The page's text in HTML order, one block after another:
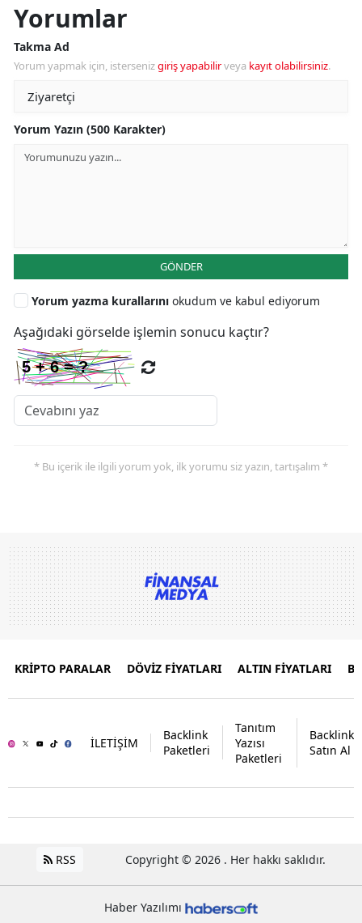
Yorumlar
Takma Ad
Yorum yapmak için, istersenizgiriş yapabilirveya kayıt olabilirsiniz.
Yorum Yazın (500 Karakter)
GÖNDER
Yorum yazma kurallarını okudum ve kabul ediyorum
Aşağıdaki görselde işlemin sonucu kaçtır?
* Bu içerik ile ilgili yorum yok, ilk yorumu siz yazın, tartışalım *
KRİPTO PARALAR DÖVİZ FİYATLARI ALTIN FİYATLARI
İLETİŞİM
Backlink
Paketleri
Tanıtım
Yazısı
Paketleri
Backlink
Satın Al
RSS Copyright © 2026 . Her hakkı saklıdır.
Haber Yazılımı